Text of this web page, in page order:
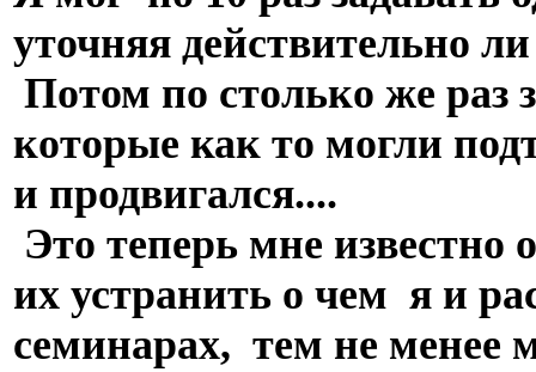
уточняя действительно
Потом по столько же раз
которые как то могли
и продвигался....
Это теперь мне известно
их устранить о чем я и
семинарах, тем не менее